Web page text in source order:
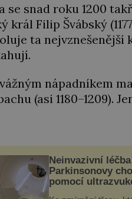
se snad roku 1200
král Filip Švábský
ta nejvznešenější
nápadníkem
(asi 1180–1209).
Neinvazivní
Parkinsonovy
pomocí